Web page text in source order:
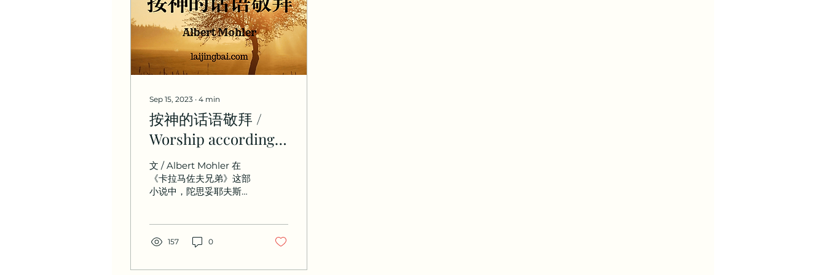
Sep 15, 2023 ∙ 4 min
按神的话语敬拜 /
Worship according
to the Word
文 / Albert Mohler 在
《卡拉马佐夫兄弟》这部
小说中，陀思妥耶夫斯基
还保持自由，他就会没完
痛苦地想要找到崇拜的对
157 0